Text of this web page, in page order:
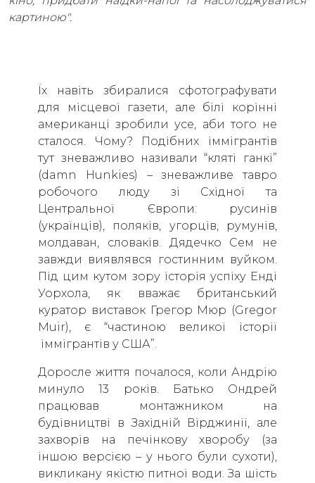
картиною".
Їх навіть збиралися сфотографувати
для місцевої газети, але білі корінні
американці зробили усе, аби того не
сталося. Чому? Подібних іммігрантів
тут зневажливо називали “кляті ганкі”
(damn Hunkies) – зневажливе тавро
робочого люду зі Східної та
Центральної Європи: русинів
(українців), поляків, угорців, румунів,
молдаван, словаків. Дядечко Сем не
завжди виявлявся гостинним вуйком.
Під цим кутом зору історія успіху Енді
Уорхола, як вважає британський
куратор виставок Грегор Мюр (Gregor
Muir), є “частиною великої історії
іммігрантів у США”.
Доросле життя почалося, коли Андрію
минуло 13 років. Батько Ондрей
працював монтажником на
будівництві в Західній Вірджинії, але
захворів на печінкову хворобу (за
іншою версією – у нього були сухоти),
викликану якістю питної води. За шість